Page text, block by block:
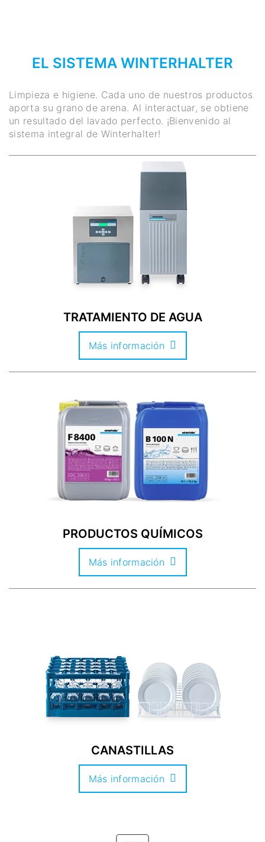
EL SISTEMA WINTERHALTER
Limpieza e higiene. Cada uno de nuestros productos
aporta su grano de arena. Al interactuar, se obtiene
un resultado del lavado perfecto. ¡Bienvenido al
sistema integral de Winterhalter!
TRATAMIENTO DE AGUA
Más información
PRODUCTOS QUÍMICOS
Más información
CANASTILLAS
Más información